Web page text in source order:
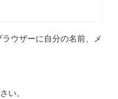
ウザーに自分の名前、メ
い。